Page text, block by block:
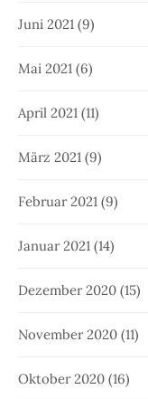
Juni 2021 (9)
Mai 2021 (6)
April 2021 (11)
März 2021 (9)
Februar 2021 (9)
Januar 2021 (14)
Dezember 2020 (15)
November 2020 (11)
Oktober 2020 (16)